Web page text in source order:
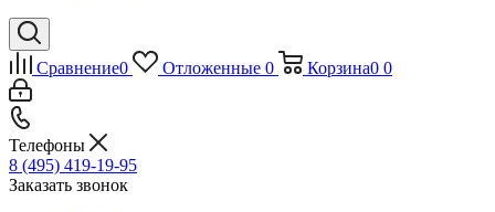
Сравнение0 Отложенные 0 Корзина0 0
Телефоны
8 (495) 419-19-95
Заказать звонок